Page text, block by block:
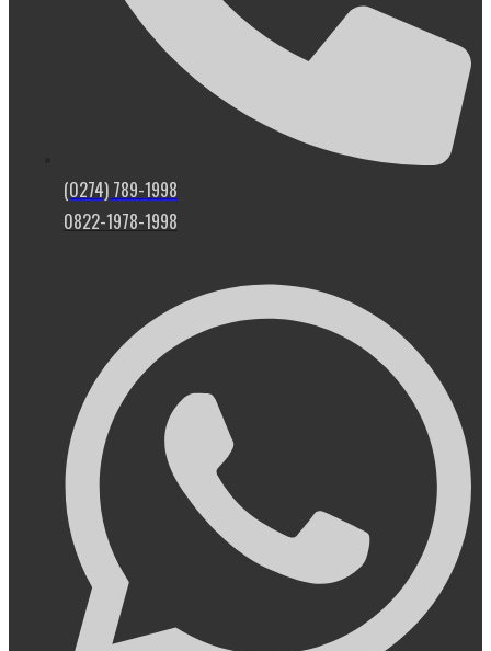
(0274) 789-1998
0822-1978-1998